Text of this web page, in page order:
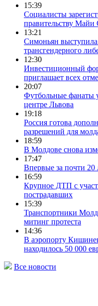
15:39
Социалисты
правительству Майи
13:21
Симоньян
трансгендерного
12:30
Инвестиционный
приглашает всех
20:07
Футбольные фанаты
центре Львова
19:18
Россия готова
разрешений для
18:59
В Молдове снова
17:47
Впервые за почти
16:59
Крупное ДТП с
пострадавших
15:39
Транспортники
митинг протеста
14:36
В аэропорту
находилось 50 000
Все новости